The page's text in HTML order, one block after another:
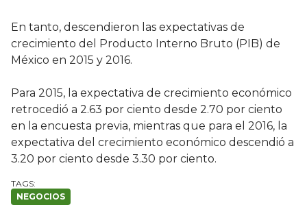
En tanto, descendieron las expectativas de
crecimiento del Producto Interno Bruto (PIB) de
México en 2015 y 2016.
Para 2015, la expectativa de crecimiento económico
retrocedió a 2.63 por ciento desde 2.70 por ciento
en la encuesta previa, mientras que para el 2016, la
expectativa del crecimiento económico descendió a
3.20 por ciento desde 3.30 por ciento.
NEGOCIOS